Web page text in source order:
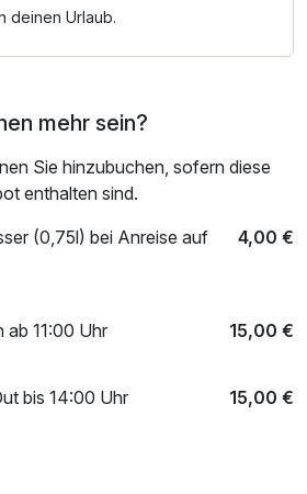
im Mittelpunkt.
deinen Urlaub.
mehr sein?
Sie hinzubuchen, sofern diese
enthalten sind.
(0,75l) bei Anreise auf
4,00 €
ab 11:00 Uhr 15,00 €
bis 14:00 Uhr 15,00 €